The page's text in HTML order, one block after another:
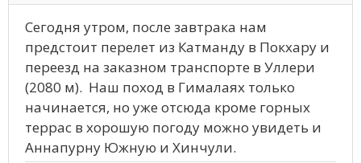
Сегодня утром, после завтрака нам
предстоит перелет из Катманду в Покхару и
переезд на заказном транспорте в Уллери
(2080 м). Наш поход в Гималаях только
начинается, но уже отсюда кроме горных
террас в хорошую погоду можно увидеть и
Аннапурну Южную и Хинчули.